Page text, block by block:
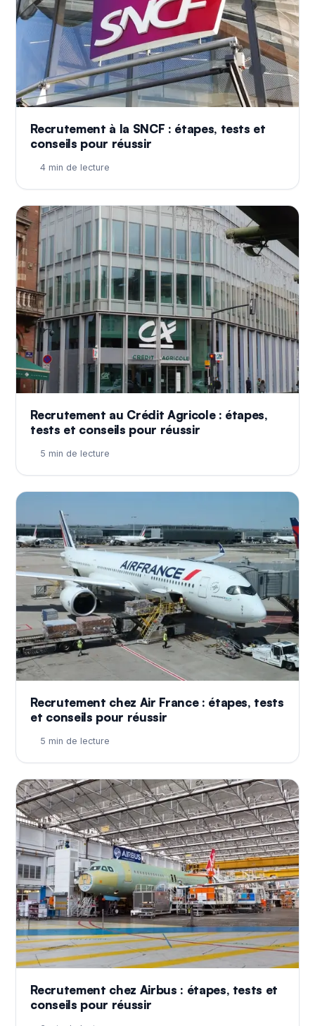
Recrutement à la SNCF : étapes, tests et
conseils pour réussir
4 min de lecture
Recrutement au Crédit Agricole : étapes,
tests et conseils pour réussir
5 min de lecture
Recrutement chez Air France : étapes, tests
et conseils pour réussir
5 min de lecture
Recrutement chez Airbus : étapes, tests et
conseils pour réussir